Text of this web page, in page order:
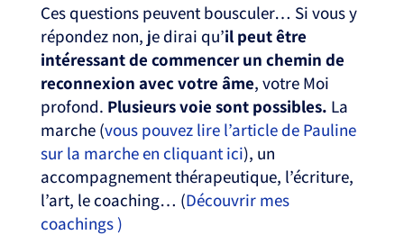
Ces questions peuvent bousculer… Si vous y
répondez non, je dirai qu’il peut être
intéressant de commencer un chemin de
reconnexion avec votre âme, votre Moi
profond. Plusieurs voie sont possibles. La
marche (vous pouvez lire l’article de Pauline
sur la marche en cliquant ici), un
accompagnement thérapeutique, l’écriture,
l’art, le coaching… (Découvrir mes
coachings )